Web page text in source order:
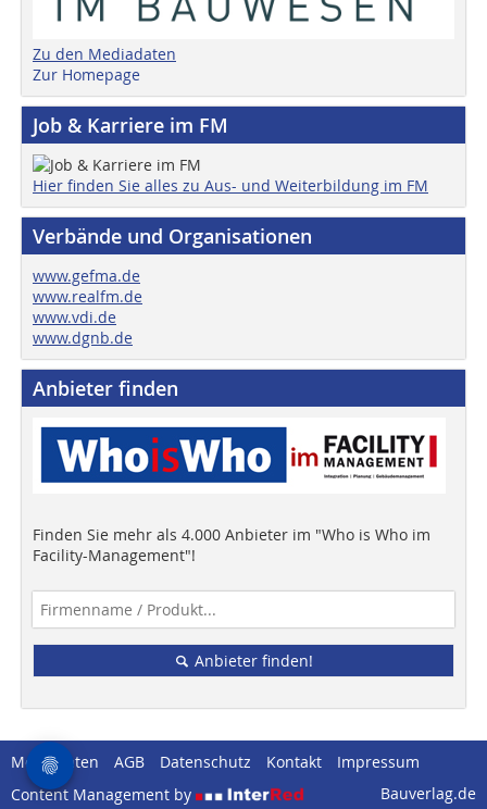
Zu den Mediadaten
Zur Homepage
Job & Karriere im FM
Hier finden Sie alles zu Aus- und Weiterbildung im FM
Verbände und Organisationen
www.gefma.de
www.realfm.de
www.vdi.de
www.dgnb.de
Anbieter finden
Finden Sie mehr als 4.000 Anbieter im "Who is Who im
Facility-Management"!
Anbieter finden!
Mediadaten AGB Datenschutz Kontakt
Impressum
Content Management by
Bauverlag.de